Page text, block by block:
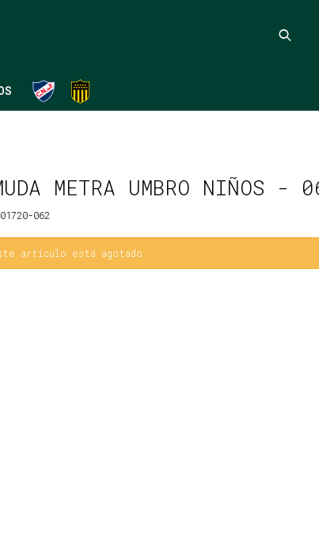
METRA UMBRO NIÑOS -
062
artículo está agotado.